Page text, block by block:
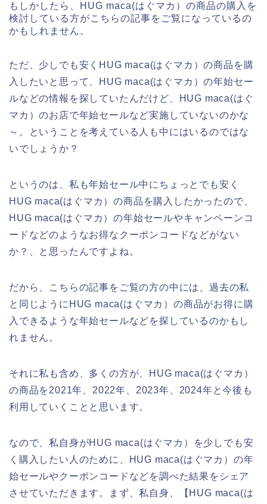
もしかしたら、HUG maca(はぐマカ）の商品の購入を
検討している方がこちらの記事をご覧になっているの
かもしれません。
ただ、少しでも安くHUG maca(はぐマカ）の商品を購
入したいと思って、HUG maca(はぐマカ）の年始セー
ルなどの情報を探していたんだけど、HUG maca(はぐ
マカ）のお店で年始セールなど実施していないのかな
～。ということを考えている人も中にはいるのではな
いでしょうか？
というのは、私も年始セール中にちょっとでも安く
HUG maca(はぐマカ）の商品を購入したかったので、
HUG maca(はぐマカ）の年始セールやキャンペーンコ
ードなどのようなお得なクーポンコードなどがない
か？、と思ったんですよね。
だから、こちらの記事をご覧の方の中には、過去の私
と同じようにHUG maca(はぐマカ）の商品がお得に購
入できるような年始セールなどを探しているのかもし
れません。
それに私も含め、多くの方が、HUG maca(はぐマカ）
の商品を2021年、2022年、2023年、2024年と今後も
利用していくことと思います。
なので、私自身がHUG maca(はぐマカ）を少しでも安
く購入したい人のために、HUG maca(はぐマカ）の年
始セールやクーポンコードなどを調べた結果をシェア
させていただきます。まず、私自身、【HUG maca(は